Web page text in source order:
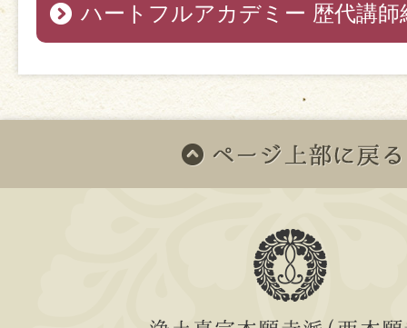
ハートフルアカデミー 歴代講師